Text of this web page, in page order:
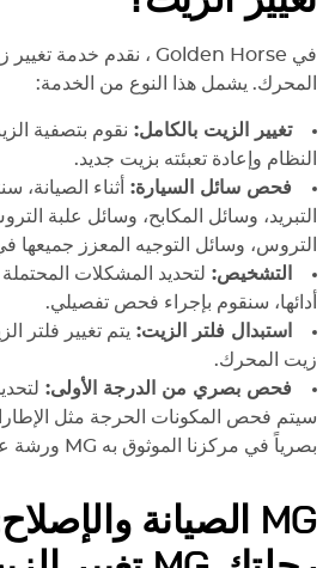
في Golden Horse ، نقدم خدمة
المحرك. يشمل هذا النوع من الخدمة:
تغيير الزيت بالكامل: نقوم بتصفية
النظام وإعادة تعبئته بزيت جديد.
فحص سائل السيارة: أثناء الصيانة،
التبريد، وسائل المكابح، وسائل علبة
التروس، وسائل التوجيه المعزز جميعها في
التشخيص: لتحديد المشكلات
أدائها، سنقوم بإجراء فحص تفصيلي.
استبدال فلتر الزيت: يتم تغيير فلتر
زيت المحرك.
فحص بصري من الدرجة الأولى:
سيتم فحص المكونات الحرجة مثل
بصرياً في مركزنا الموثوق به MG ورشة
MG
الصيانة